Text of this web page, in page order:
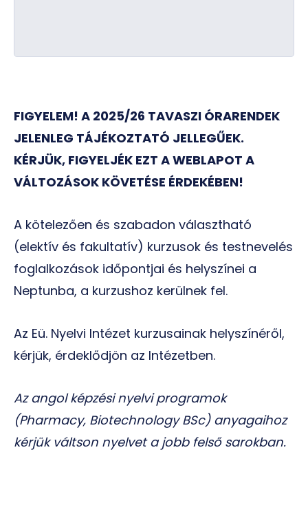
FIGYELEM! A 2025/26 TAVASZI ÓRARENDEK
JELENLEG TÁJÉKOZTATÓ JELLEGŰEK.
KÉRJÜK, FIGYELJÉK EZT A WEBLAPOT A
VÁLTOZÁSOK KÖVETÉSE ÉRDEKÉBEN!
A kötelezően és szabadon választható
(elektív és fakultatív) kurzusok és testnevelés
foglalkozások időpontjai és helyszínei a
Neptunba, a kurzushoz kerülnek fel.
Az Eü. Nyelvi Intézet kurzusainak helyszínéről,
kérjük, érdeklődjön az Intézetben.
Az angol képzési nyelvi programok
(Pharmacy, Biotechnology BSc) anyagaihoz
kérjük váltson nyelvet a jobb felső sarokban.